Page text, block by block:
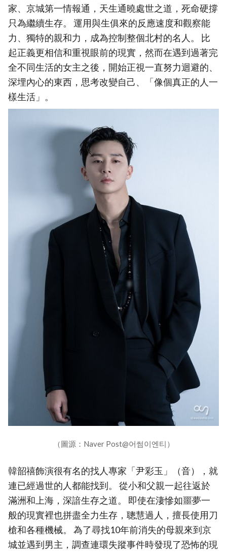
家、京城第一情報通，天生通曉處世之道，死命硬撐
只為繼續生存。 運用與生俱來的反應速度和觀察能
力、獨特的親和力，成為控制整個北村的名人。 比
起正義更相信和重視眼前的現實，然而在遇到過著完
全不同生活的女主之後，開始正視一直努力迴避的、
深埋內心的東西，思考改變自己、「像個真正的人一
樣生活」。
（圖源：Naver Post@어썸이엔티）
韓韶禧飾演很有名的找人專家「尹彩玉」（音），就
連已經過世的人都能找到。 從小和父親一起往返於
滿洲和上海，深諳生存之道。 即使在淒慘如噩夢一
般的現實裡也拼盡全力生存，聰慧過人，擅長使用刀
槍和各種機械。 為了尋找10年前消失的母親來到京
城並遇到男主，調查連環失蹤事件時發現了恐怖的現